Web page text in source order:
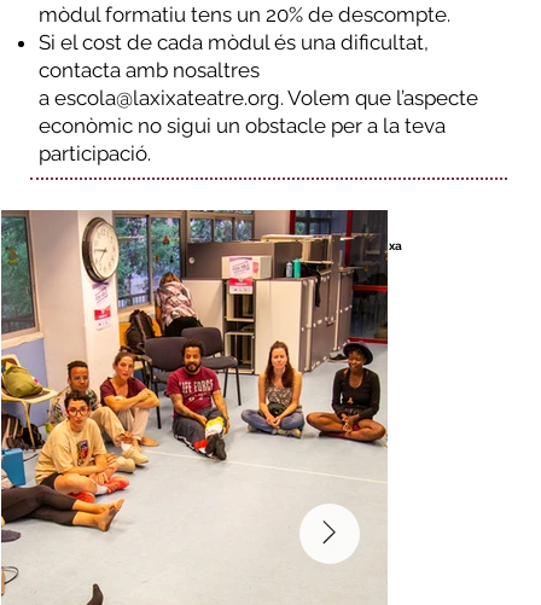
mòdul formatiu tens un 20% de descompte.
Si el cost de cada mòdul és una dificultat,
contacta amb nosaltres
aescola@laxixateatre.org. Volem que l’aspecte
econòmic no sigui un obstacle per a la teva
participació.
Aquests són alguns dels processos impulsats per La Xixa